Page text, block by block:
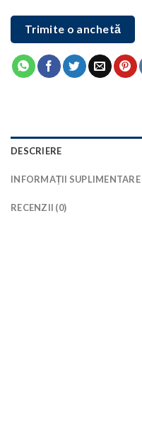
Trimite o anchetă
DESCRIERE
INFORMAȚII SUPLIMENTARE
RECENZII (0)